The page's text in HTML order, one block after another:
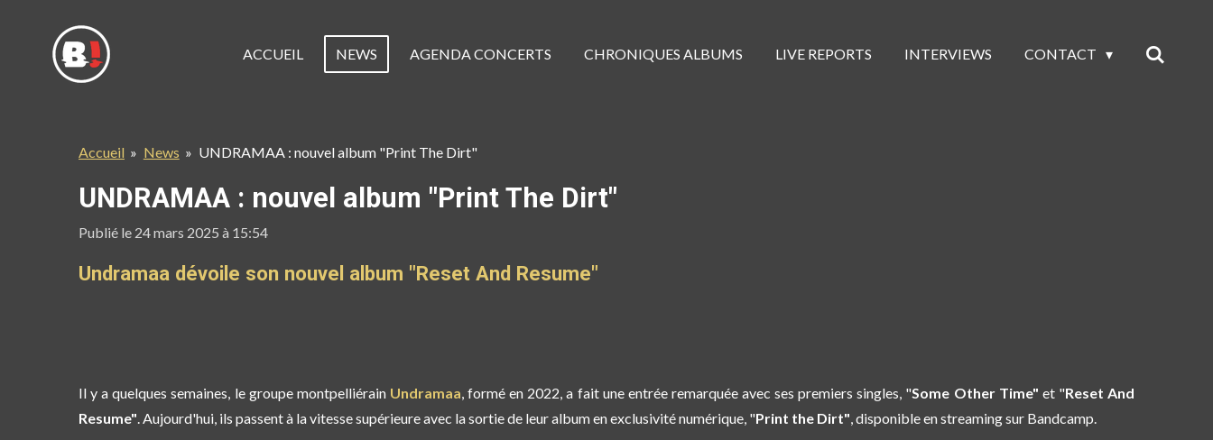
contenu
ACCUEIL NEWS AGENDA CONCERTS CHRONIQUES ALBUMS LIVE REPORTS INTERVIEWS CONTACT
Accueil » News » UNDRAMAA : nouvel album "Print The Dirt"
UNDRAMAA : nouvel album "Print The Dirt"
Publié le 24 mars 2025 à 15:54
Undramaa dévoile son nouvel album "Reset And Resume"
Il y a quelques semaines, le groupe montpelliérain Undramaa, formé en 2022, a fait une entrée remarquée avec ses premiers singles, "Some Other Time" et "Reset And
Resume". Aujourd'hui, ils passent à la vitesse supérieure avec la sortie de leur album en exclusivité numérique, "Print the Dirt", disponible en streaming sur Bandcamp.